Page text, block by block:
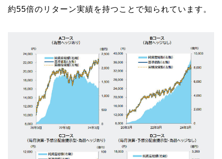
約55倍のリターン実績を持つことで知られています。